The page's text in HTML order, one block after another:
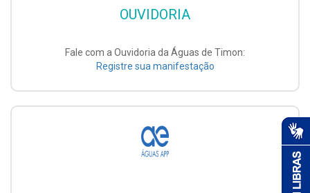
OUVIDORIA
Fale com a Ouvidoria da Águas de Timon:
Registre sua manifestação